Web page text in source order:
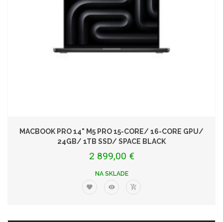
MACBOOK PRO 14" M5 PRO 15-CORE/ 16-CORE GPU/
24GB/ 1TB SSD/ SPACE BLACK
2 899,00 €
NA SKLADE